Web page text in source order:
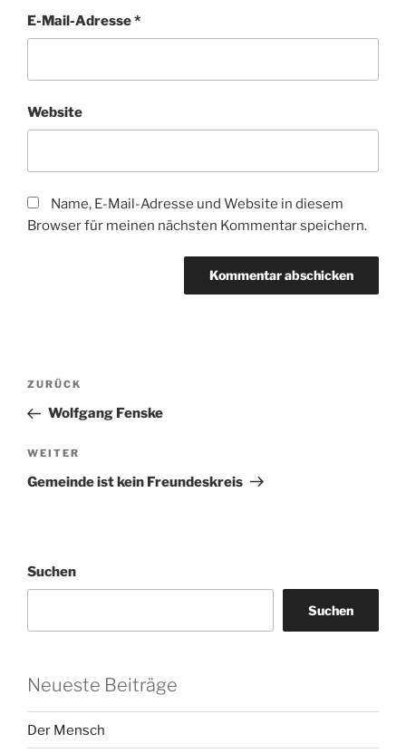
E-Mail-Adresse*
Website
Name, E-Mail-Adresse und Website in diesem
Browser für meinen nächsten Kommentar speichern.
Beitragsnavigation
Vorheriger
Beitrag
ZURÜCK
Wolfgang Fenske
Nächster
Beitrag
WEITER
Gemeinde ist kein Freundeskreis
Suchen
Suchen
Neueste Beiträge
Der Mensch